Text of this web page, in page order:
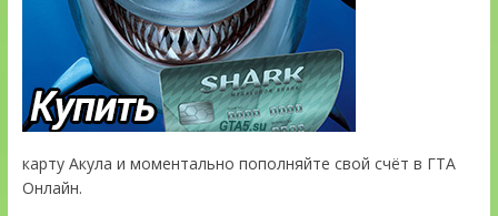
карту Акула и моментально пополняйте свой счёт в ГТА
Онлайн.